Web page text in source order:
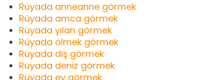
Rüyada anneanne görmek
Rüyada amca görmek
Rüyada yılan görmek
Rüyada ölmek görmek
Rüyada diş görmek
Rüyada deniz görmek
Rüyada ev görmek